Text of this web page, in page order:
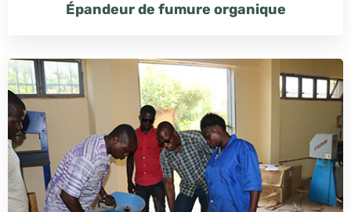
Épandeur de fumure organique